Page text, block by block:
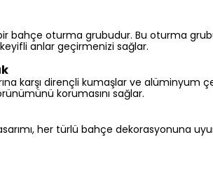
bahçe oturma grubudur. Bu oturma
anlar geçirmenizi sağlar.
karşı dirençli kumaşlar ve alüminyum
korumasını sağlar.
her türlü bahçe dekorasyonuna